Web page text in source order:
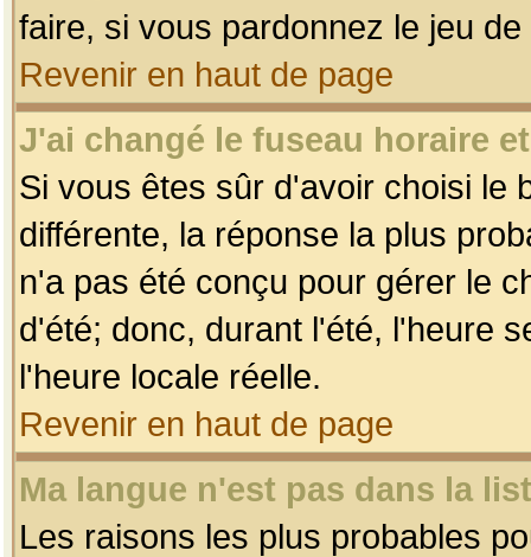
faire, si vous pardonnez le jeu
Revenir en haut de page
J'ai changé le fuseau horaire
Si vous êtes sûr d'avoir choisi le
différente, la réponse la plus
n'a pas été conçu pour gérer le
d'été; donc, durant l'été, l'heure
l'heure locale réelle.
Revenir en haut de page
Ma langue n'est pas dans la
Les raisons les plus probables